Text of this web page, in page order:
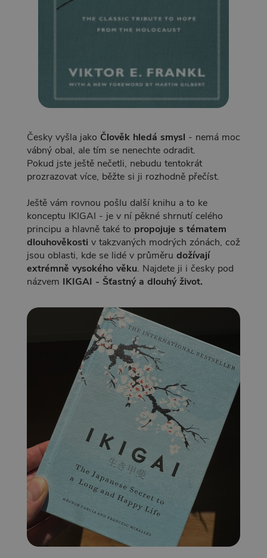
Česky vyšla jako Člověk hledá smysl - nemá moc
vábný obal, ale tím se nenechte odradit.
Pokud jste ještě nečetli, nebudu tentokrát
prozrazovat více, běžte si ji rozhodně přečíst.
Ještě vám rovnou pošlu další knihu a to ke
konceptu IKIGAI - je v ní pěkné shrnutí celého
principu a hlavně také to propojuje s tématem
dlouhověkosti v takzvaných modrých zónách, což
jsou oblasti, kde se lidé v průměru dožívají
extrémně vysokého věku. Najdete ji i česky pod
názvem IKIGAI - Šťastný a dlouhý život.